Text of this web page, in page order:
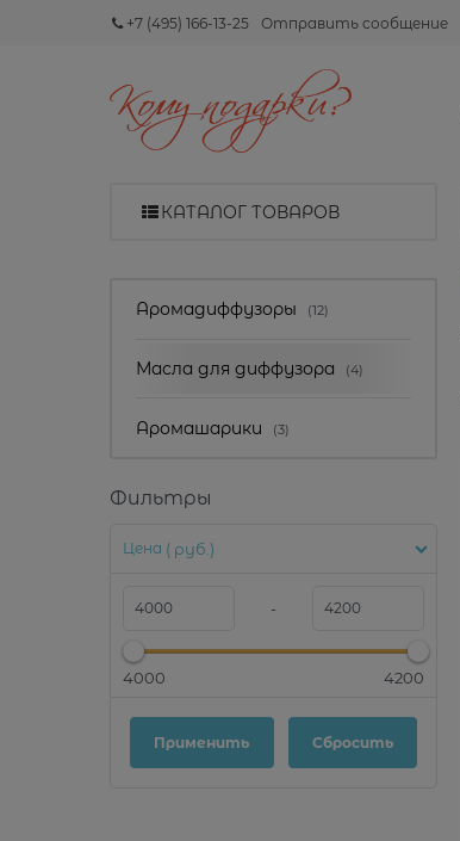
+7 (495) 166-13-25 Отправить сообщение
КАТАЛОГ ТОВАРОВ
Аромадиффузоры (12)
Масла для диффузора (4)
Аромашарики (3)
Фильтры
Цена ( руб.)
-
4000 4200